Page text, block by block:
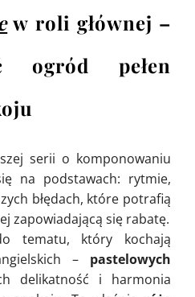
w roli głównej –
ogród pełen
serii o komponowaniu
na podstawach: rytmie,
błędach, które potrafią
zapowiadającą się rabatę.
tematu, który kochają
– pastelowych
delikatność i harmonia